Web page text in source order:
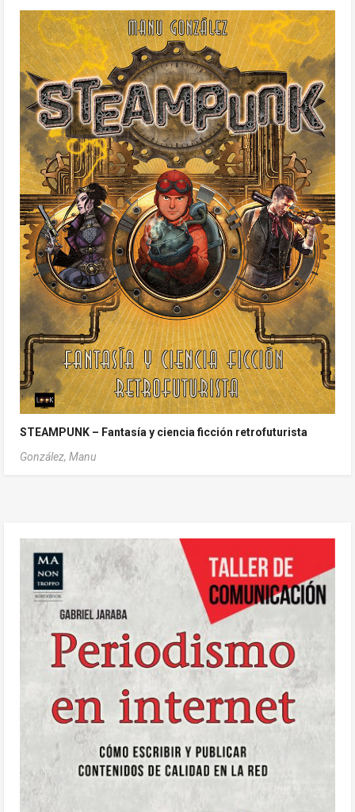
STEAMPUNK – Fantasía y ciencia ficción retrofuturista
González, Manu